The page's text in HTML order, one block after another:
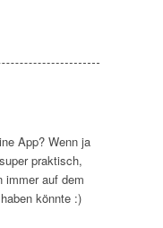
App? Wenn ja
praktisch,
immer auf dem
könnte :)